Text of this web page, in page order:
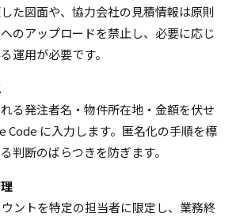
た図面や、協力会社の見積情報は原則
のアップロードを禁止し、必要に応じ
運用が必要です。
る発注者名・物件所在地・金額を伏せ
Code に入力します。匿名化の手順を標
判断のばらつきを防ぎます。
ントを特定の担当者に限定し、業務終